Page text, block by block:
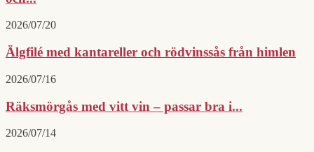
2026/07/20
Älgfilé med kantareller och rödvinssås från himlen
2026/07/16
Räksmörgås med vitt vin – passar bra i...
2026/07/14